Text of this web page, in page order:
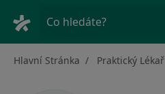
Co hledáte?
Hlavní Stránka Praktický Lékař